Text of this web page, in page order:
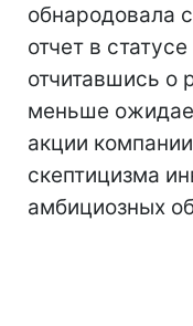
обнародовала
отчет в
отчитавшись о
меньше
акции
скептицизма
амбициозных